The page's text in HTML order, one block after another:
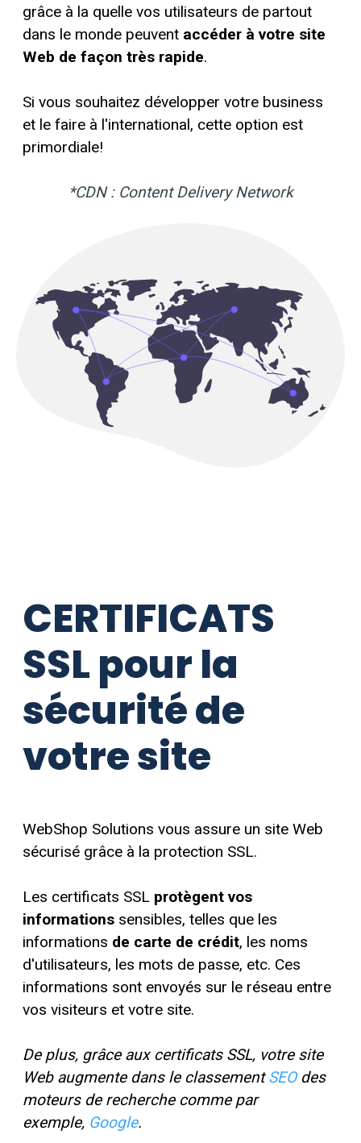
grâce à la quelle vos utilisateurs de partout
dans le monde peuvent accéder à votre site
Web de façon très rapide.
Si vous souhaitez développer votre business
et le faire à l'international, cette option est
primordiale!
*CDN : Content Delivery Network
CERTIFICATS
SSL pour la
sécurité de
votre site
WebShop Solutions vous assure un site Web
sécurisé grâce à la protection SSL.
Les certificats SSL protègent vos
informations sensibles, telles que les
informations de carte de crédit, les noms
d'utilisateurs, les mots de passe, etc. Ces
informations sont envoyés sur le réseau entre
vos visiteurs et votre site.
De plus, grâce aux certificats SSL, votre site
Web augmente dans le classementSEOdes
moteurs de recherche comme par
exemple, Google.